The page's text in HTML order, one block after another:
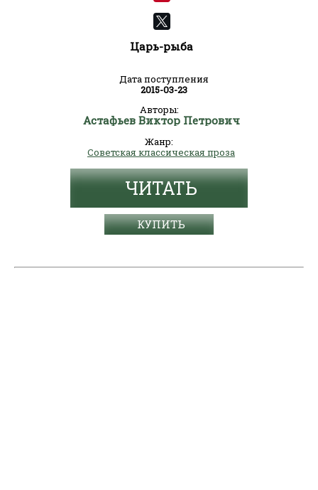
Царь-рыба
Дата поступления
2015-03-23
Авторы:
Астафьев Виктор Петрович
Жанр:
Советская классическая проза
ЧИТАТЬ
КУПИТЬ